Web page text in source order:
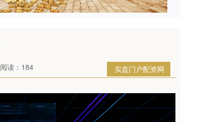
实盘门户配资网
阅读：184